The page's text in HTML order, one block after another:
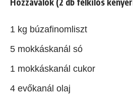
1 kg búzafinomliszt
5 mokkáskanál só
1 mokkáskanál cukor
4 evőkanál olaj